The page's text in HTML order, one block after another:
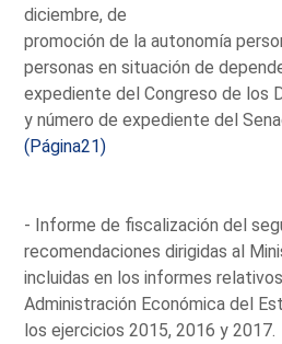
diciembre, de
promoción de la autonomía
personas en situación de
expediente del Congreso de los
y número de expediente del
(Página21)
- Informe de fiscalización del
recomendaciones dirigidas al
incluidas en los informes
Administración Económica del
los ejercicios 2015, 2016 y 2017.